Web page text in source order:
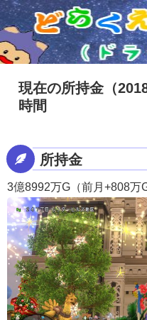
現在の所持金（
時間
所持金
3億8992万G（前月+808万G